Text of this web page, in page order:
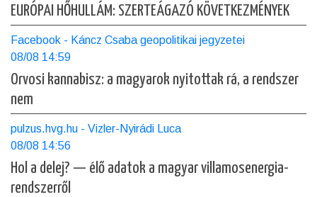
EURÓPAI HŐHULLÁM: SZERTEÁGAZÓ KÖVETKEZMÉNYEK
Facebook - Káncz Csaba geopolitikai jegyzetei
08/08 14:59
Orvosi kannabisz: a magyarok nyitottak rá, a rendszer
nem
pulzus.hvg.hu - Vizler-Nyirádi Luca
08/08 14:56
Hol a delej? — élő adatok a magyar villamosenergia-
rendszerről